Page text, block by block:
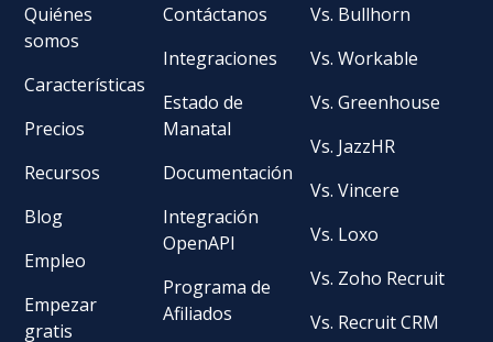
Quiénes
somos
Características
Precios
Recursos
Blog
Empleo
Empezar
gratis
Contáctanos
Integraciones
Estado de
Manatal
Documentación
Integración
OpenAPI
Programa de
Afiliados
Vs. Bullhorn
Vs. Workable
Vs. Greenhouse
Vs. JazzHR
Vs. Vincere
Vs. Loxo
Vs. Zoho Recruit
Vs. Recruit CRM